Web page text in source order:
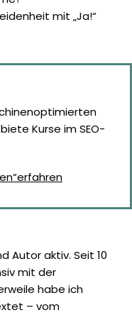
mit „Ja!“
Kurse im SEO-
Autor aktiv. Seit 10
mit der
habe ich
– vom